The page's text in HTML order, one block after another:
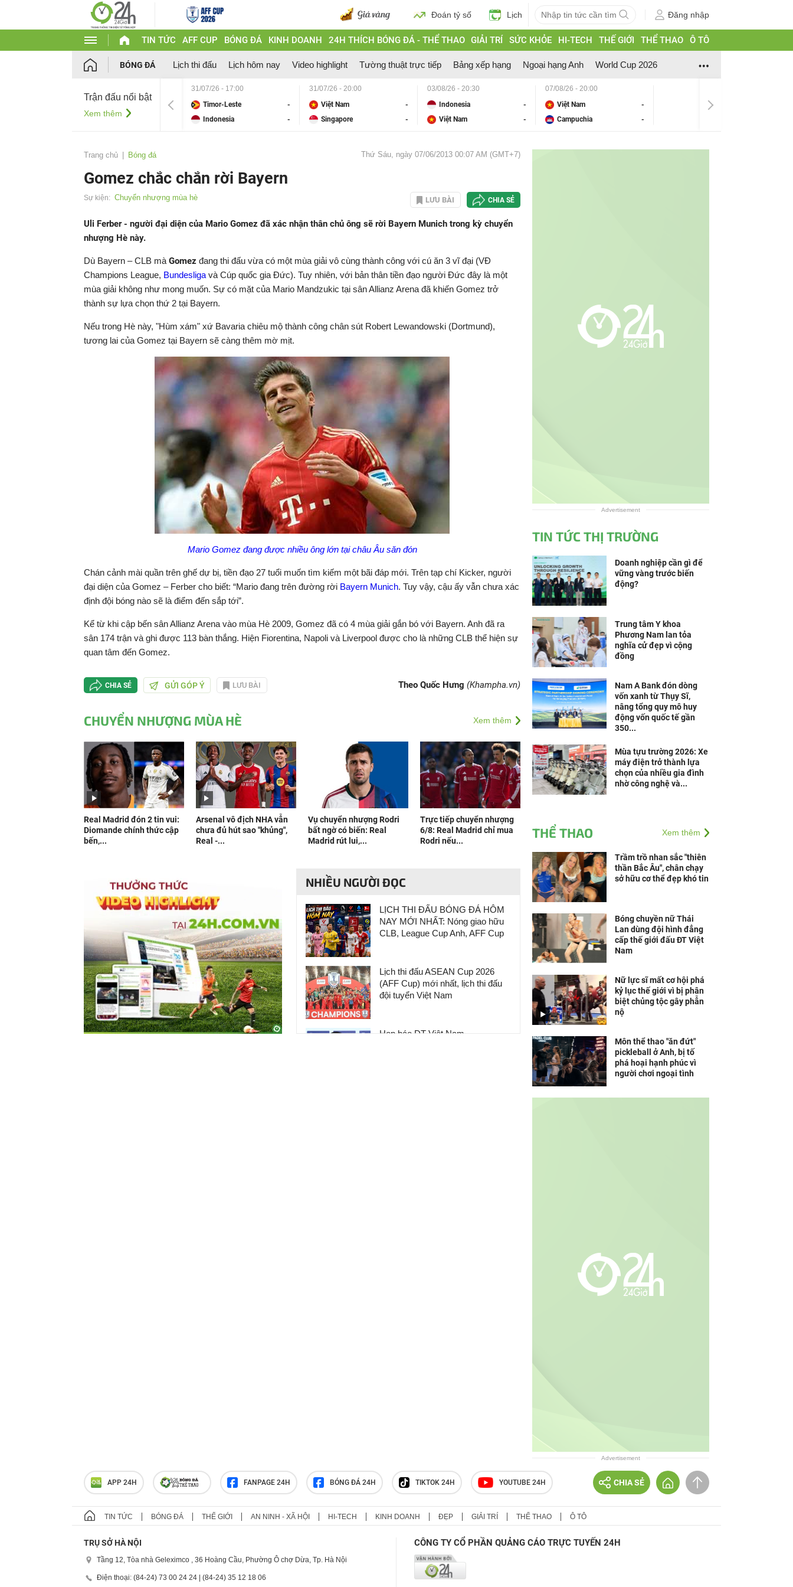
Đoán tỷ số Lịch Đăng nhập
TIN TỨC AFF CUP BÓNG ĐÁ KINH DOANH 24H THÍCH BÓNG ĐÁ - THỂ THAO GIẢI TRÍ SỨC KHỎE HI-TECH THẾ GIỚI THỂ THAO Ô TÔ
BÓNG ĐÁ Lịch thi đấu Lịch hôm nay Video highlight Tường thuật trực tiếp Bảng xếp hạng Ngoại hạng Anh World Cup 2026
Trận đấu nổi bật
Xem thêm
31/07/26 - 17:00
Timor-Leste
-
Indonesia
-
31/07/26 - 20:00
Việt Nam
-
Singapore
-
03/08/26 - 20:30
Indonesia
-
Việt Nam
-
07/08/26 - 20:00
Việt Nam
-
Campuchia
-
Trang chủ Bóng đá Thứ Sáu, ngày 07/06/2013 00:07 AM (GMT+7)
Gomez chắc chắn rời Bayern
Sự kiện: Chuyển nhượng mùa hè LƯU BÀI CHIA SẺ
Uli Ferber - người đại diện của Mario Gomez đã xác nhận thân chủ ông sẽ rời Bayern Munich trong kỳ chuyển
nhượng Hè này.
Dù Bayern – CLB mà Gomez đang thi đấu vừa có một mùa giải vô cùng thành công với cú ăn 3 vĩ đại (VĐ
Champions League, Bundesliga và Cúp quốc gia Đức). Tuy nhiên, với bản thân tiền đạo người Đức đây là một
mùa giải không như mong muốn. Sự có mặt của Mario Mandzukic tại sân Allianz Arena đã khiến Gomez trở
thành sự lựa chọn thứ 2 tại Bayern.
Nếu trong Hè này, "Hùm xám" xứ Bavaria chiêu mộ thành công chân sút Robert Lewandowski (Dortmund),
tương lai của Gomez tại Bayern sẽ càng thêm mờ mịt.
Mario Gomez đang được nhiều ông lớn tại châu Âu săn đón
Chán cảnh mài quần trên ghế dự bị, tiền đạo 27 tuổi muốn tìm kiếm một bãi đáp mới. Trên tạp chí Kicker, người
đại diện của Gomez – Ferber cho biết: “Mario đang trên đường rời Bayern Munich. Tuy vậy, cậu ấy vẫn chưa xác
định đội bóng nào sẽ là điểm đến sắp tới”.
Kể từ khi cập bến sân Allianz Arena vào mùa Hè 2009, Gomez đã có 4 mùa giải gắn bó với Bayern. Anh đã ra
sân 174 trận và ghi được 113 bàn thắng. Hiện Fiorentina, Napoli và Liverpool được cho là những CLB thể hiện sự
quan tâm đến Gomez.
CHIA SẺ GỬI GÓP Ý LƯU BÀI Theo Quốc Hưng (Khampha.vn)
CHUYỂN NHƯỢNG MÙA HÈ Xem thêm
Real Madrid đón 2 tin vui:
Diomande chính thức cập
bến,...
Arsenal vô địch NHA vẫn
chưa đủ hút sao "khủng",
Real -...
Vụ chuyển nhượng Rodri
bất ngờ có biến: Real
Madrid rút lui,...
Trực tiếp chuyển nhượng
6/8: Real Madrid chỉ mua
Rodri nếu...
NHIỀU NGƯỜI ĐỌC
LỊCH THI ĐẤU BÓNG ĐÁ HÔM
NAY MỚI NHẤT: Nóng giao hữu
CLB, League Cup Anh, AFF Cup
Lịch thi đấu ASEAN Cup 2026
(AFF Cup) mới nhất, lịch thi đấu
đội tuyển Việt Nam
Họp báo ĐT Việt Nam -
Advertisement
TIN TỨC THỊ TRƯỜNG
Doanh nghiệp cần gì để
vững vàng trước biến
động?
Trung tâm Y khoa
Phương Nam lan tỏa
nghĩa cử đẹp vì cộng
đồng
Nam A Bank đón dòng
vốn xanh từ Thụy Sĩ,
nâng tổng quy mô huy
động vốn quốc tế gần
350...
Mùa tựu trường 2026: Xe
máy điện trở thành lựa
chọn của nhiều gia đình
nhờ công nghệ và...
THỂ THAO Xem thêm
Trầm trồ nhan sắc "thiên
thần Bắc Âu", chân chạy
sở hữu cơ thể đẹp khó tin
Bóng chuyền nữ Thái
Lan dùng đội hình đẳng
cấp thế giới đấu ĐT Việt
Nam
Nữ lực sĩ mất cơ hội phá
kỷ lục thế giới vì bị phân
biệt chủng tộc gây phẫn
nộ
Môn thể thao "ăn đứt"
pickleball ở Anh, bị tố
phá hoại hạnh phúc vì
người chơi ngoại tình
Advertisement
APP 24H FANPAGE 24H BÓNG ĐÁ 24H TIKTOK 24H YOUTUBE 24H CHIA SẺ
TIN TỨC BÓNG ĐÁ THẾ GIỚI AN NINH - XÃ HỘI HI-TECH KINH DOANH ĐẸP GIẢI TRÍ THỂ THAO Ô TÔ
TRỤ SỞ HÀ NỘI
Tầng 12, Tòa nhà Geleximco , 36 Hoàng Cầu, Phường Ô chợ Dừa, Tp. Hà Nội
Điện thoại: (84-24) 73 00 24 24 | (84-24) 35 12 18 06
CÔNG TY CỔ PHẦN QUẢNG CÁO TRỰC TUYẾN 24H